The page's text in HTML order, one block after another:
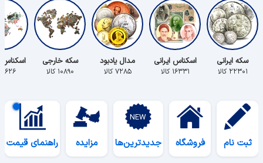
سکه ایرانی
۲۲۳۰۱ کالا
اسکناس ایرانی
۱۶۳۳۱ کالا
مدال یادبود
۷۲۸۵ کالا
سکه خارجی
۱۰۸۹۰ کالا ۵۶۲۶ کالا
ثبت نام فروشگاه جدیدترین‌ها مزایده راهنمای قیمت